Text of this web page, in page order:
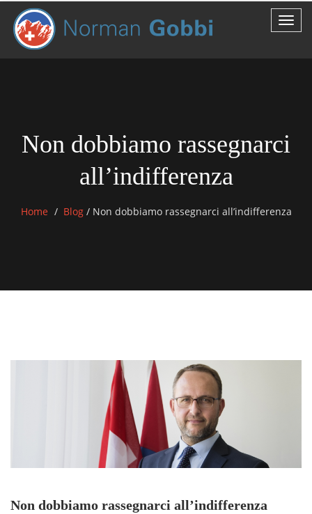
Non dobbiamo rassegnarci
all’indifferenza
Home Blog /Non dobbiamo rassegnarci all’indifferenza
Non dobbiamo rassegnarci all’indifferenza